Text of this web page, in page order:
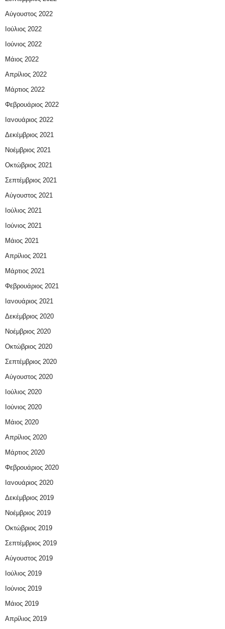
Αύγουστος 2022
Ιούλιος 2022
Ιούνιος 2022
Μάιος 2022
Απρίλιος 2022
Μάρτιος 2022
Φεβρουάριος 2022
Ιανουάριος 2022
Δεκέμβριος 2021
Νοέμβριος 2021
Οκτώβριος 2021
Σεπτέμβριος 2021
Αύγουστος 2021
Ιούλιος 2021
Ιούνιος 2021
Μάιος 2021
Απρίλιος 2021
Μάρτιος 2021
Φεβρουάριος 2021
Ιανουάριος 2021
Δεκέμβριος 2020
Νοέμβριος 2020
Οκτώβριος 2020
Σεπτέμβριος 2020
Αύγουστος 2020
Ιούλιος 2020
Ιούνιος 2020
Μάιος 2020
Απρίλιος 2020
Μάρτιος 2020
Φεβρουάριος 2020
Ιανουάριος 2020
Δεκέμβριος 2019
Νοέμβριος 2019
Οκτώβριος 2019
Σεπτέμβριος 2019
Αύγουστος 2019
Ιούλιος 2019
Ιούνιος 2019
Μάιος 2019
Απρίλιος 2019